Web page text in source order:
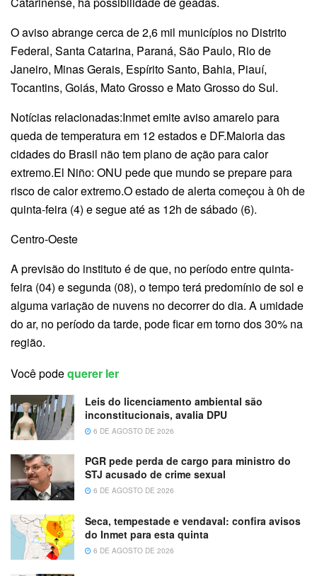
O aviso abrange cerca de 2,6 mil municípios no Distrito
Federal, Santa Catarina, Paraná, São Paulo, Rio de
Janeiro, Minas Gerais, Espírito Santo, Bahia, Piauí,
Tocantins, Goiás, Mato Grosso e Mato Grosso do Sul.
Notícias relacionadas:Inmet emite aviso amarelo para
queda de temperatura em 12 estados e DF.Maioria das
cidades do Brasil não tem plano de ação para calor
extremo.El Niño: ONU pede que mundo se prepare para
risco de calor extremo.O estado de alerta começou à 0h de
quinta-feira (4) e segue até as 12h de sábado (6).
Centro-Oeste
A previsão do instituto é de que, no período entre quinta-
feira (04) e segunda (08), o tempo terá predomínio de sol e
alguma variação de nuvens no decorrer do dia. A umidade
do ar, no período da tarde, pode ficar em torno dos 30% na
região.
Você podequerer ler
Leis do licenciamento ambiental são
inconstitucionais, avalia DPU
6 DE AGOSTO DE 2026
PGR pede perda de cargo para ministro do
STJ acusado de crime sexual
6 DE AGOSTO DE 2026
Seca, tempestade e vendaval: confira avisos
do Inmet para esta quinta
6 DE AGOSTO DE 2026